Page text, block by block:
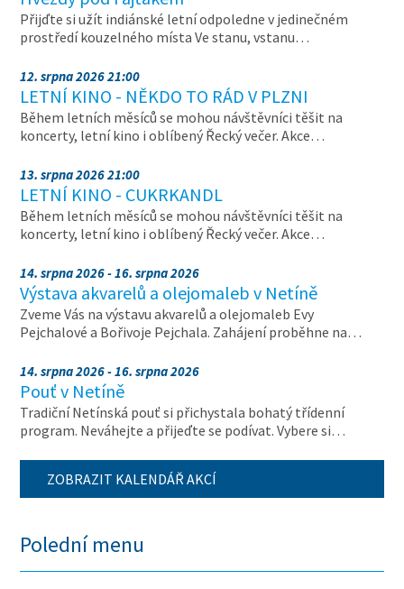
Přijďte si užít indiánské letní odpoledne v jedinečném
prostředí kouzelného místa Ve stanu, vstanu…
12. srpna 2026 21:00
LETNÍ KINO - NĚKDO TO RÁD V PLZNI
Během letních měsíců se mohou návštěvníci těšit na
koncerty, letní kino i oblíbený Řecký večer. Akce…
13. srpna 2026 21:00
LETNÍ KINO - CUKRKANDL
Během letních měsíců se mohou návštěvníci těšit na
koncerty, letní kino i oblíbený Řecký večer. Akce…
14. srpna 2026 - 16. srpna 2026
Výstava akvarelů a olejomaleb v Netíně
Zveme Vás na výstavu akvarelů a olejomaleb Evy
Pejchalové a Bořivoje Pejchala. Zahájení proběhne na…
14. srpna 2026 - 16. srpna 2026
Pouť v Netíně
Tradiční Netínská pouť si přichystala bohatý třídenní
program. Neváhejte a přijeďte se podívat. Vybere si…
ZOBRAZIT KALENDÁŘ AKCÍ
Polední menu